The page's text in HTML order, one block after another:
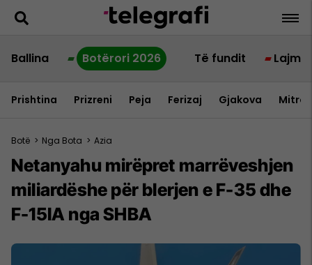
Ballina Botërori 2026 Të fundit Lajme
Prishtina Prizreni Peja Ferizaj Gjakova
Botë > Nga Bota > Azia
Netanyahu mirëpret marrëveshjen
miliardëshe për blerjen e F-35 dhe
F-15IA nga SHBA